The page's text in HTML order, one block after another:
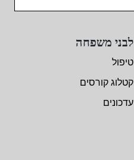
לבני משפחה
טיפול
קטלוג קורסים
עדכונים